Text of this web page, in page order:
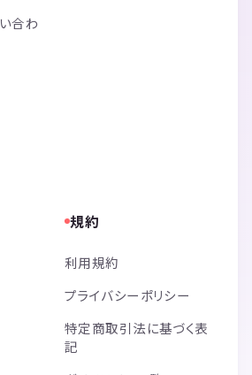
合わ
規約
利用規約
プライバシーポリシー
特定商取引法に基づく表
記